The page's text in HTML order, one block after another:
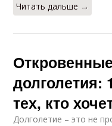
Читать дальше →
долголетия:
тех, кто
Долголетие – это не